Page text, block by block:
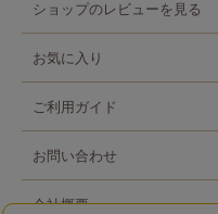
ショップのレビューを見る
お気に入り
ご利用ガイド
お問い合わせ
会社概要